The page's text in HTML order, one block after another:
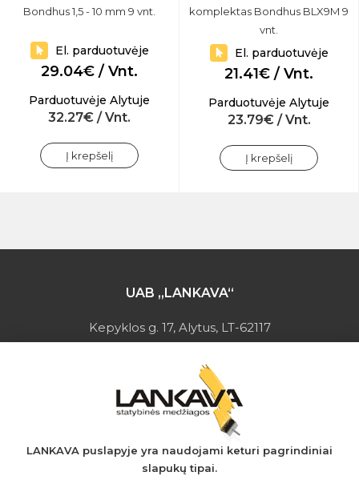
Bondhus 1,5 - 10 mm 9 vnt.
El. parduotuvėje
29.04€ / Vnt.
Parduotuvėje Alytuje
32.27€ / Vnt.
Į krepšelį
komplektas Bondhus BLX9M 9
vnt.
El. parduotuvėje
21.41€ / Vnt.
Parduotuvėje Alytuje
23.79€ / Vnt.
Į krepšelį
UAB „LANKAVA“
Kepyklos g. 17, Alytus, LT-62117
Įmonės kodas: 149728275
PVM mokėtojo kodas: LT497282716
A.s.: LT037044060001923651
AB SEB bankas
+370 610 42 222
LANKAVA puslapyje yra naudojami keturi pagrindiniai
slapukų tipai.